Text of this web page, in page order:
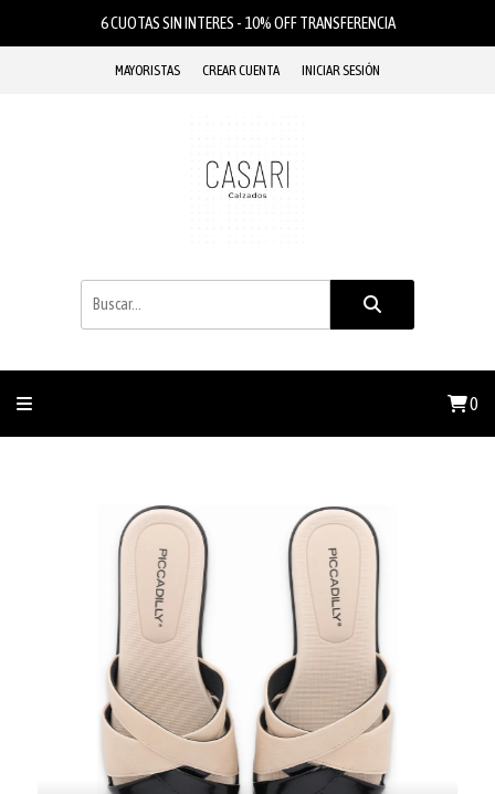
6 CUOTAS SIN INTERES - 10% OFF TRANSFERENCIA
MAYORISTAS CREAR CUENTA INICIAR SESIÓN
0